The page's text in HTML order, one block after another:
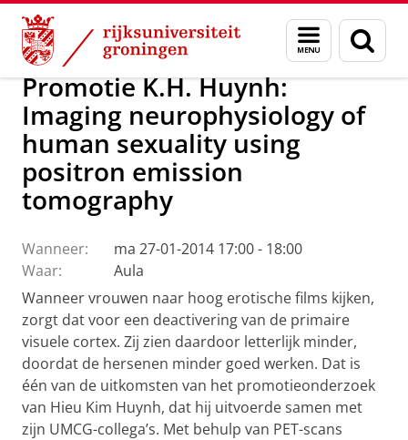
Skip
Content
Skip
Navigation
Menu
en
zoeken
Over ons Actueel Nieuws
Promotie K.H. Huynh:
Imaging neurophysiology of
human sexuality using
positron emission
tomography
Wanneer:
ma 27-01-2014 17:00 - 18:00
Waar:
Aula
Wanneer vrouwen naar hoog erotische films kijken,
zorgt dat voor een deactivering van de primaire
visuele cortex. Zij zien daardoor letterlijk minder,
doordat de hersenen minder goed werken. Dat is
één van de uitkomsten van het promotieonderzoek
van Hieu Kim Huynh, dat hij uitvoerde samen met
zijn UMCG-collega’s. Met behulp van PET-scans